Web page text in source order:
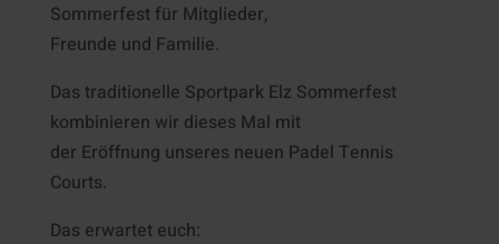
Sommerfest für Mitglieder,
Freunde und Familie.
Das traditionelle Sportpark Elz Sommerfest
kombinieren wir dieses Mal mit
der Eröffnung unseres neuen Padel Tennis
Courts.
Das erwartet euch: